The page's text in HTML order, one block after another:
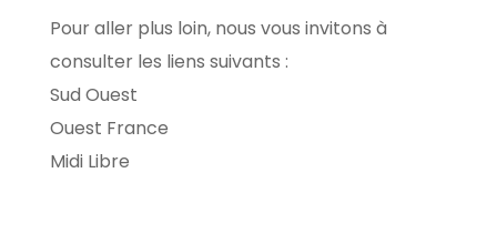
Pour aller plus loin, nous vous invitons à
consulter les liens suivants :
Sud Ouest
Ouest France
Midi Libre